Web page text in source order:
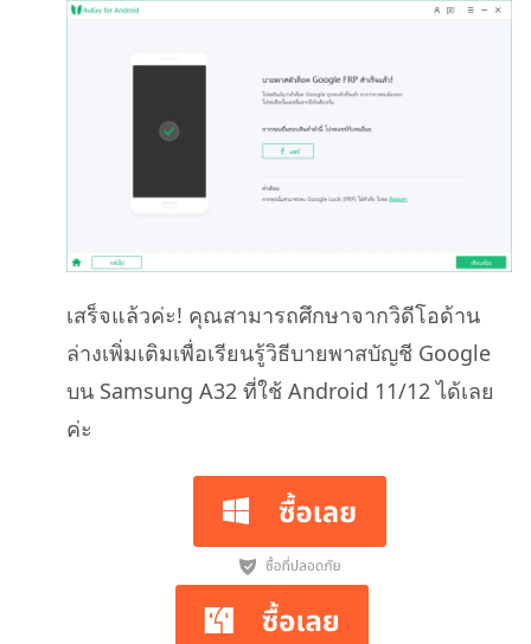
เสร็จแล้วค่ะ! คุณสามารถศึกษาจากวิดีโอด้าน
ล่างเพิ่มเติมเพื่อเรียนรู้วิธีบายพาสบัญชี Google
บน Samsung A32 ที่ใช้ Android 11/12 ได้เลย
ค่ะ